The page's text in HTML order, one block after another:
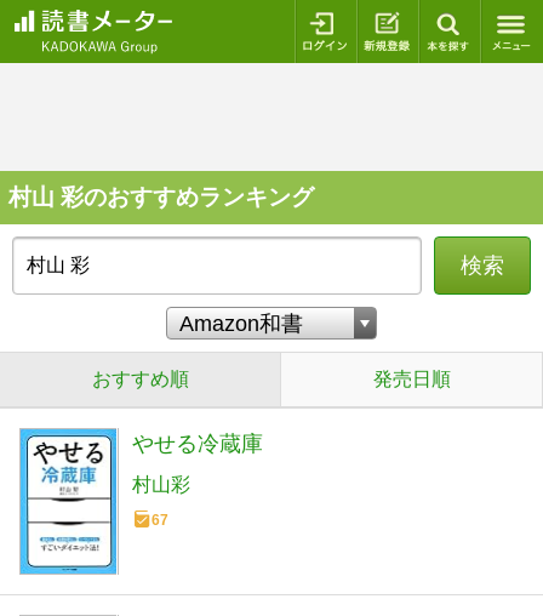
ログイン 新規登録
村山 彩のおすすめランキング
検索
おすすめ順 発売日順
やせる冷蔵庫
村山彩
67